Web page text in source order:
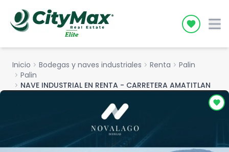
Icon
Inicio chevron_right Bodegas y naves industriales chevron_right Renta chevron_right Palin
chevron_right Palin
chevron_right NAVE INDUSTRIAL EN RENTA - CARRETERA AMATITLAN